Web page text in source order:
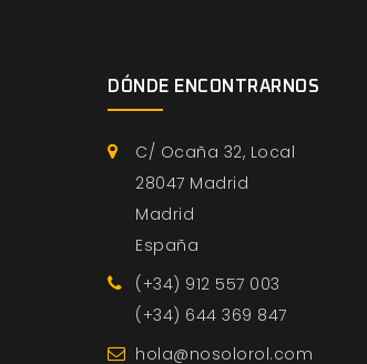
DÓNDE ENCONTRARNOS
C/ Ocaña 32, Local
28047 Madrid
Madrid
España
(+34) 912 557 003
(+34) 644 369 847
hola@nosolorol.com